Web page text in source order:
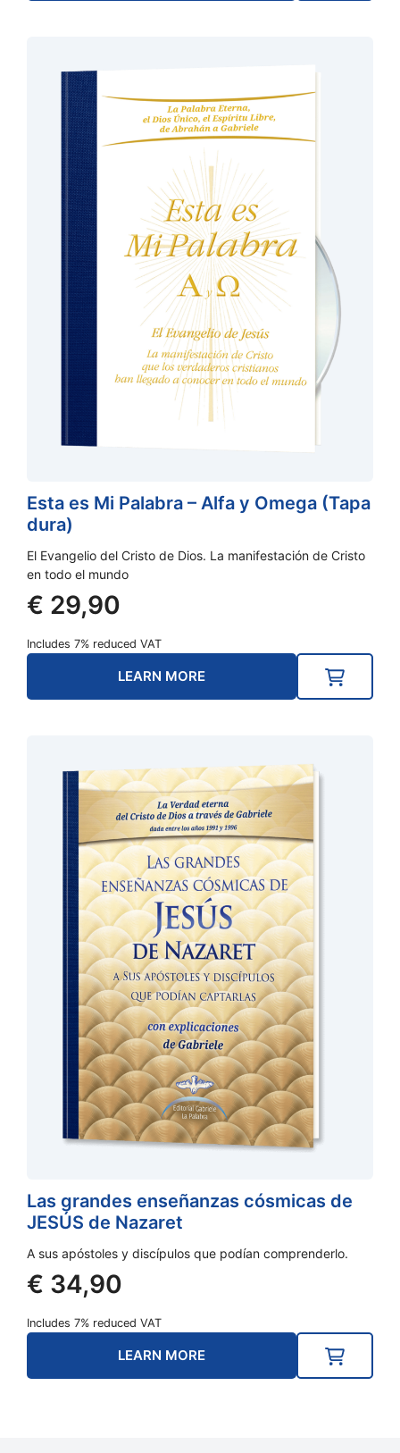
Esta es Mi Palabra – Alfa y Omega (Tapa
dura)
El Evangelio del Cristo de Dios. La manifestación de Cristo
en todo el mundo
€ 29,90
Includes 7% reduced VAT
LEARN MORE
Las grandes enseñanzas cósmicas de
JESÚS de Nazaret
A sus apóstoles y discípulos que podían comprenderlo.
€ 34,90
Includes 7% reduced VAT
LEARN MORE